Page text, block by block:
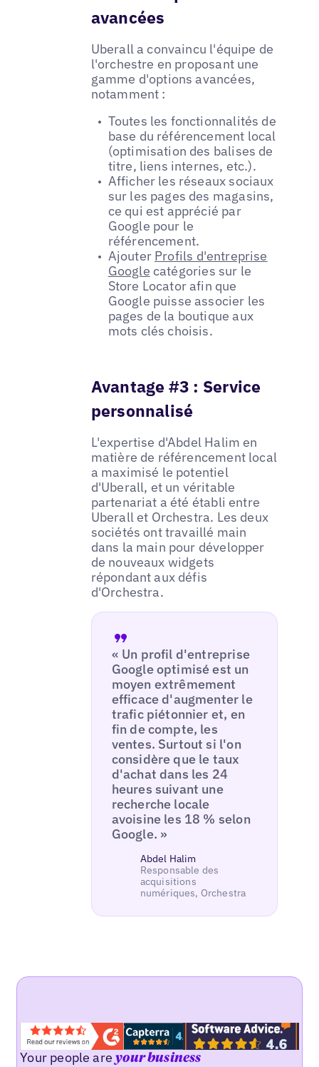
avancées
Uberall a convaincu l'équipe de
l'orchestre en proposant une
gamme d'options avancées,
notamment :
Toutes les fonctionnalités de
base du référencement local
(optimisation des balises de
titre, liens internes, etc.).
Afficher les réseaux sociaux
sur les pages des magasins,
ce qui est apprécié par
Google pour le
référencement.
Ajouter Profils d'entreprise
Google catégories sur le
Store Locator afin que
Google puisse associer les
pages de la boutique aux
mots clés choisis.
Avantage #3 : Service
personnalisé
L'expertise d'Abdel Halim en
matière de référencement local
a maximisé le potentiel
d'Uberall, et un véritable
partenariat a été établi entre
Uberall et Orchestra. Les deux
sociétés ont travaillé main
dans la main pour développer
de nouveaux widgets
répondant aux défis
d'Orchestra.
« Un profil d'entreprise
Google optimisé est un
moyen extrêmement
efficace d'augmenter le
trafic piétonnier et, en
fin de compte, les
ventes. Surtout si l'on
considère que le taux
d'achat dans les 24
heures suivant une
recherche locale
avoisine les 18 % selon
Google. »
Abdel Halim
Responsable des
acquisitions
numériques, Orchestra
Your people areyour business